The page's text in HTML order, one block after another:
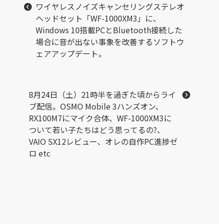
ワイヤレスノイズキャンセリングステレオ
ヘッドセット「WF-1000XM3」に、
Windows 10搭載PCとBluetooth接続した
場合に音が出ない事象を改善するソフトウ
ェアアップデート。
8月24日（土）21時半を過ぎた頃からライ
ブ配信。OSMO Mobile 3ハンズオン、
RX100M7にマイク合体、WF-1000XM3に
ついて若い子たちはどう思ってるの?、
VAIO SX12レビュー、オレの自作PC進捗ゼ
ロ etc